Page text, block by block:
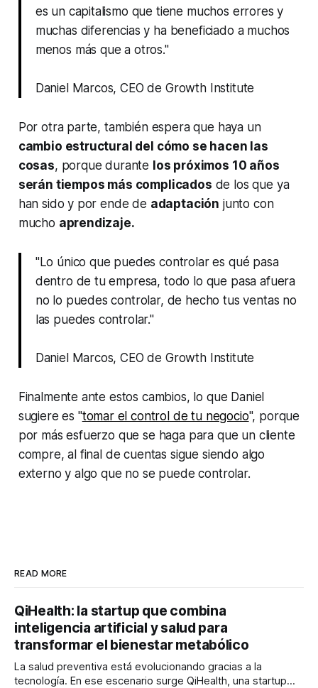
es un capitalismo que tiene muchos errores y
muchas diferencias y ha beneficiado a muchos
menos más que a otros."
Daniel Marcos, CEO de Growth Institute
Por otra parte, también espera que haya un
cambio estructural del cómo se hacen las
cosas, porque durante los próximos 10 años
serán tiempos más complicados de los que ya
han sido y por ende de adaptación junto con
mucho aprendizaje.
"Lo único que puedes controlar es qué pasa
dentro de tu empresa, todo lo que pasa afuera
no lo puedes controlar, de hecho tus ventas no
las puedes controlar."
Daniel Marcos, CEO de Growth Institute
Finalmente ante estos cambios, lo que Daniel
sugiere es "tomar el control de tu negocio", porque
por más esfuerzo que se haga para que un cliente
compre, al final de cuentas sigue siendo algo
externo y algo que no se puede controlar.
READ MORE
QiHealth: la startup que combina
inteligencia artificial y salud para
transformar el bienestar metabólico
La salud preventiva está evolucionando gracias a la
tecnología. En ese escenario surge QiHealth, una startup